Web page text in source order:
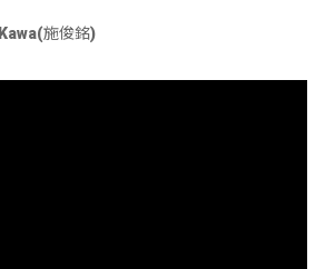
Kawa(施俊銘)